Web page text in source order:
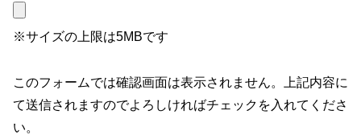
※サイズの上限は5MBです
このフォームでは確認画面は表示されません。上記内容に
て送信されますのでよろしければチェックを入れてくださ
い。